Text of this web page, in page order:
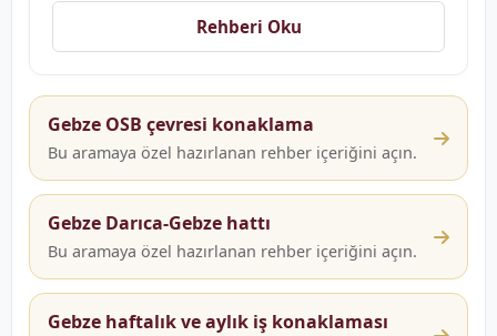
Rehberi Oku
Gebze OSB çevresi konaklama
Bu aramaya özel hazırlanan rehber içeriğini açın.
Gebze Darıca-Gebze hattı
Bu aramaya özel hazırlanan rehber içeriğini açın.
Gebze haftalık ve aylık iş konaklaması